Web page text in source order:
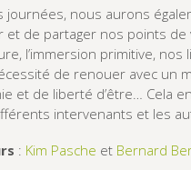
journées, nous aurons
et de partager nos points
l’immersion primitive, nos
de renouer avec un
et de liberté d’être… Cela
intervenants et les
: Kim Pasche et Bernard